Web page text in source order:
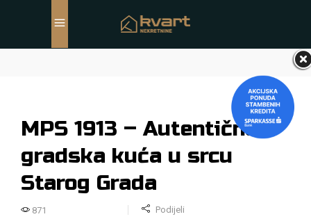
MPS 1913 – Autentična
gradska kuća u srcu
Starog Grada
871 Podijeli